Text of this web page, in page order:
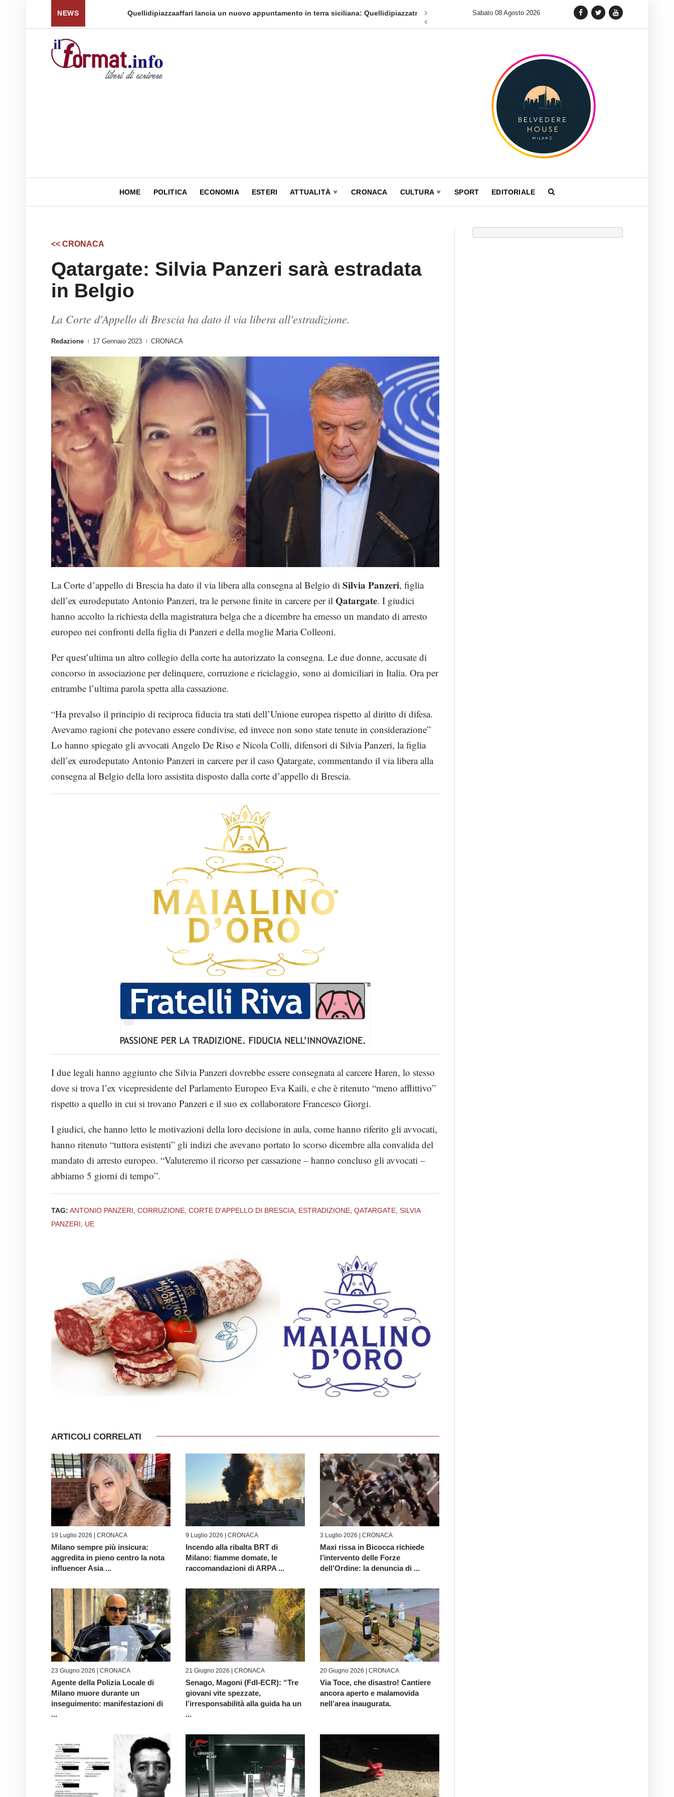
NEWS
per tornare a ... Quellidipiazzaaffari lancia un nuovo appuntamento in terra siciliana: Quellidipiazzatrinità Tag Heuer lancia una variante Limited Edition del Carrera Chronograph in
Sabato 08 Agosto 2026
HOME POLITICA ECONOMIA ESTERI ATTUALITÀ CRONACA CULTURA SPORT EDITORIALE
<< CRONACA
Qatargate: Silvia Panzeri sarà estradata
in Belgio
La Corte d'Appello di Brescia ha dato il via libera all'estradizione.
Redazione 17 Gennaio 2023 CRONACA
La Corte d’appello di Brescia ha dato il via libera alla consegna al Belgio di Silvia Panzeri, figlia
dell’ex eurodeputato Antonio Panzeri, tra le persone finite in carcere per il Qatargate. I giudici
hanno accolto la richiesta della magistratura belga che a dicembre ha emesso un mandato di arresto
europeo nei confronti della figlia di Panzeri e della moglie Maria Colleoni.
Per quest’ultima un altro collegio della corte ha autorizzato la consegna. Le due donne, accusate di
concorso in associazione per delinquere, corruzione e riciclaggio, sono ai domiciliari in Italia. Ora per
entrambe l’ultima parola spetta alla cassazione.
“Ha prevalso il principio di reciproca fiducia tra stati dell’Unione europea rispetto al diritto di difesa.
Avevamo ragioni che potevano essere condivise, ed invece non sono state tenute in considerazione”
Lo hanno spiegato gli avvocati Angelo De Riso e Nicola Colli, difensori di Silvia Panzeri, la figlia
dell’ex eurodeputato Antonio Panzeri in carcere per il caso Qatargate, commentando il via libera alla
consegna al Belgio della loro assistita disposto dalla corte d’appello di Brescia.
I due legali hanno aggiunto che Silvia Panzeri dovrebbe essere consegnata al carcere Haren, lo stesso
dove si trova l’ex vicepresidente del Parlamento Europeo Eva Kaili, e che è ritenuto “meno afflittivo”
rispetto a quello in cui si trovano Panzeri e il suo ex collaboratore Francesco Giorgi.
I giudici, che hanno letto le motivazioni della loro decisione in aula, come hanno riferito gli avvocati,
hanno ritenuto “tuttora esistenti” gli indizi che avevano portato lo scorso dicembre alla convalida del
mandato di arresto europeo. “Valuteremo il ricorso per cassazione – hanno concluso gli avvocati –
abbiamo 5 giorni di tempo”.
TAG: ANTONIO PANZERI CORRUZIONE CORTE D'APPELLO DI BRESCIA ESTRADIZIONE QATARGATE SILVIA
PANZERI
UE
ARTICOLI CORRELATI
19 Luglio 2026 | CRONACA
Milano sempre più insicura:
aggredita in pieno centro la nota
influencer Asia ...
9 Luglio 2026 | CRONACA
Incendo alla ribalta BRT di
Milano: fiamme domate, le
raccomandazioni di ARPA ...
3 Luglio 2026 | CRONACA
Maxi rissa in Bicocca richiede
l’intervento delle Forze
dell’Ordine: la denuncia di ...
23 Giugno 2026 | CRONACA
Agente della Polizia Locale di
Milano muore durante un
inseguimento: manifestazioni di
...
21 Giugno 2026 | CRONACA
Senago, Magoni (FdI-ECR): “Tre
giovani vite spezzate,
l’irresponsabilità alla guida ha un
...
20 Giugno 2026 | CRONACA
Via Toce, che disastro! Cantiere
ancora aperto e malamovida
nell’area inaugurata.